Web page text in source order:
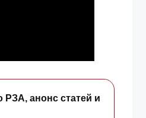
РЗА, анонс статей и